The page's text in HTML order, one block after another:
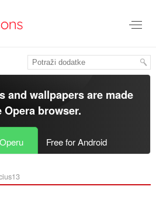
and wallpapers are made
Opera browser.
Free for Android